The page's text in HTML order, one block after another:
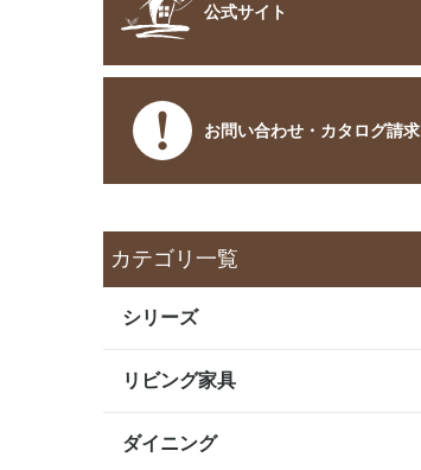
公式サイト
お問い合わせ・カタログ請求
カテゴリ一覧
シリーズ
リビング家具
ダイニング